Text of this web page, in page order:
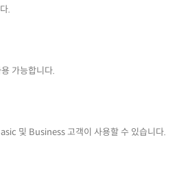
.
가능합니다.
및 Business 고객이 사용할 수 있습니다.